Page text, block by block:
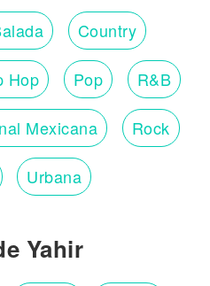
Country
Hop Pop R&B
Mexicana Rock
Urbana
Yahir